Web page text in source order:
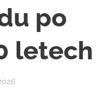
po
letech